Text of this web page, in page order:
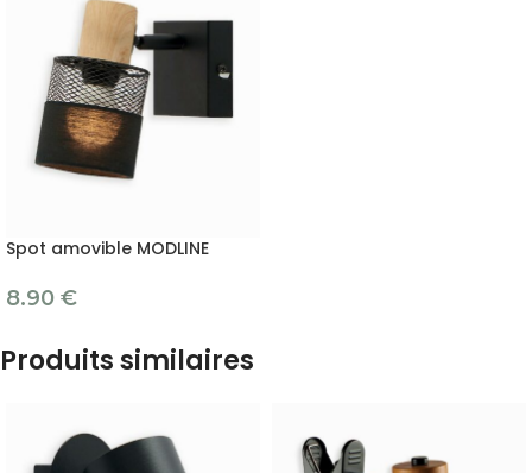
Spot amovible MODLINE
8.90 €
Produits similaires